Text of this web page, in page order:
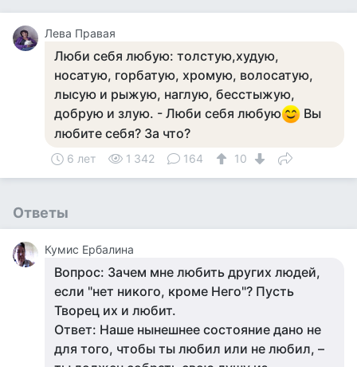
Лева Правая
Люби себя любую: толстую,худую,
носатую, горбатую, хромую, волосатую,
лысую и рыжую, наглую, бесстыжую,
добрую и злую. - Люби себя любую
Вы
любите себя? За что?
6 лет 1 342 164 10
Ответы
Кумис Ербалина
Вопрос: Зачем мне любить других людей,
если "нет никого, кроме Него"? Пусть
Творец их и любит.
Ответ: Наше нынешнее состояние дано не
для того, чтобы ты любил или не любил, –